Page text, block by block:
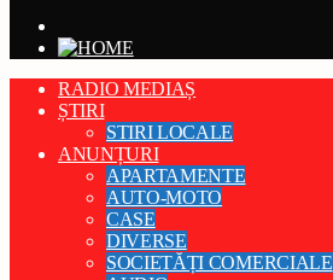
RADIO MEDIAȘ
ȘTIRI
STIRI LOCALE
ANUNȚURI
APARTAMENTE
AUTO-MOTO
CASE
DIVERSE
SOCIETĂȚI COMERCIALE